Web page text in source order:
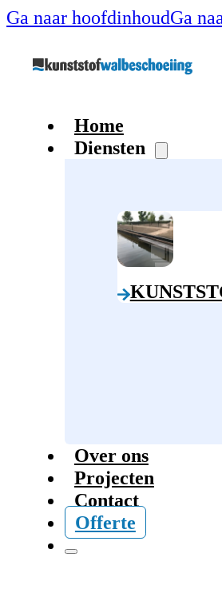
Ga naar hoofdinhoudGa
Home
Diensten
Over ons
Projecten
Contact
Offerte